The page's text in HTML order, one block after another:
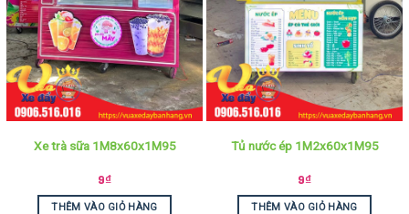
Xe trà sữa 1M8x60x1M95
9₫
THÊM VÀO GIỎ HÀNG
Tủ nước ép 1M2x60x1M95
9₫
THÊM VÀO GIỎ HÀNG